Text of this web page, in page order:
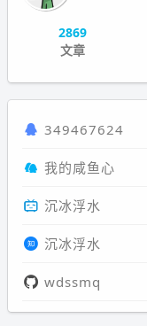
2869
文章
349467624
我的咸鱼心
沉冰浮水
沉冰浮水
wdssmq